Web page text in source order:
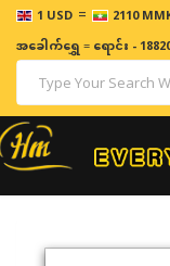
1 USD = 2110
ဈေးနှုန်းများသည် အ
အခေါက်ရွှေ=ရောင်း -